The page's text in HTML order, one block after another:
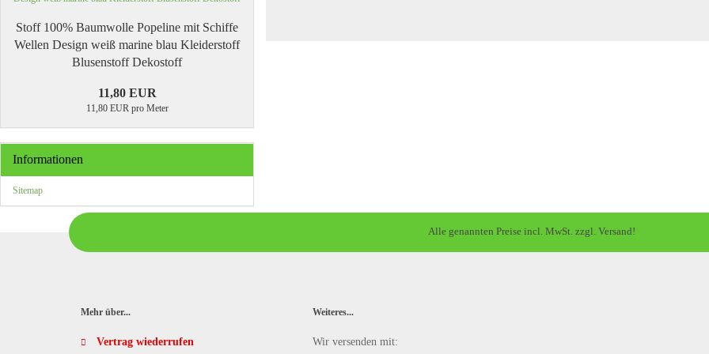
Stoff 100% Baumwolle Popeline mit Schiffe
Wellen Design weiß marine blau Kleiderstoff
Blusenstoff Dekostoff
11,80 EUR
11,80 EUR pro Meter
Informationen
Sitemap
Alle genannten Preise incl. MwSt. zzgl. Versand!
Mehr über...
Vertrag wiederrufen
Weiteres...
Wir versenden mit: